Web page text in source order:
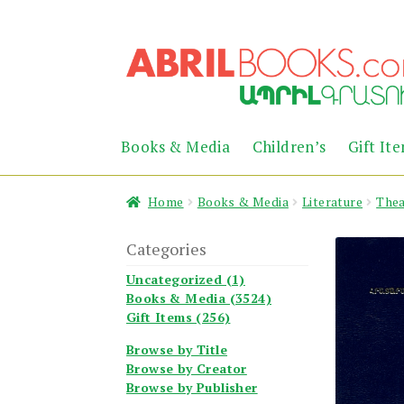
to
navigation
to
content
Books & Media Children’s Gift
Home Books & Media Literature
Categories
Uncategorized (1)
Books & Media (3524)
Gift Items (256)
Browse by Title
Browse by Creator
Browse by Publisher